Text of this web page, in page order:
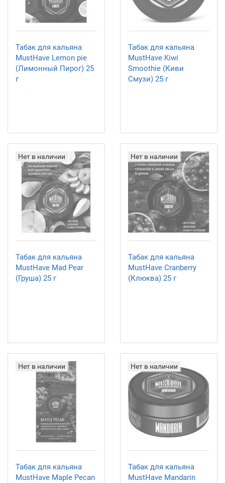
Табак для кальяна
MustHave Lemon pie
(Лимонный Пирог) 25
г
Табак для кальяна
MustHave Kiwi
Smoothie (Киви
Смузи) 25 г
Нет в наличии
Табак для кальяна
MustHave Mad Pear
(Груша) 25 г
Нет в наличии
Табак для кальяна
MustHave Cranberry
(Клюква) 25 г
Нет в наличии
Табак для кальяна
MustHave Maple Pecan
Нет в наличии
Табак для кальяна
MustHave Mandarin